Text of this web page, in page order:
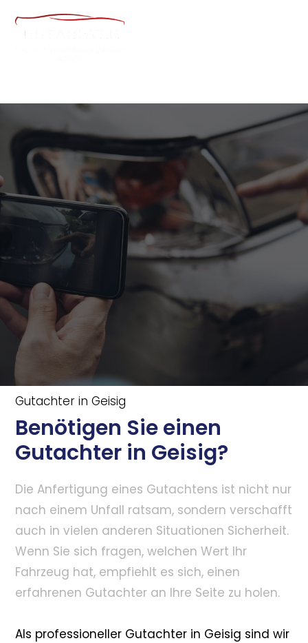
Gutachter in Geisig
Benötigen Sie einen
Gutachter in Geisig?
Die Anfertigung eines Gutachtens ist nicht nur
nach einem Unfall ratsam, sondern verschafft
auch in vielen anderen Situationen Sicherheit.
Wenn Sie sich fragen, welchen Wert Ihr
Fahrzeug hat, empfiehlt es sich, einen
erfahrenen Gutachter an Ihre Seite zu holen.
Als professioneller Gutachter in Geisig sind wir